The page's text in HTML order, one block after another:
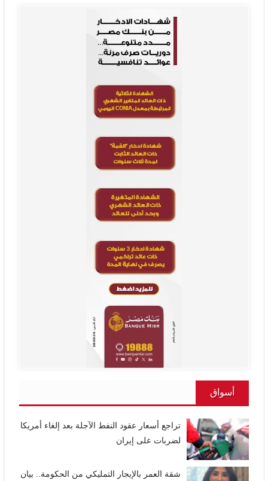
أسواق
تراجع أسعار عقود النفط الآجلة بعد إلغاء أمريكا
لضربات على إيران
شقة العمر بالإيجار التمليكي من الحكومة.. بيان